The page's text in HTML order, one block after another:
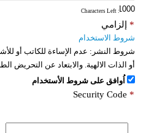
: Characters Left
إلزامي *
شروط الاستخدام
شروط النشر: عدم الإساءة للكاتب أو
أو الذات الالهية. والابتعاد عن التحريض
اُوافق على شروط الأستخدام
Security Code *